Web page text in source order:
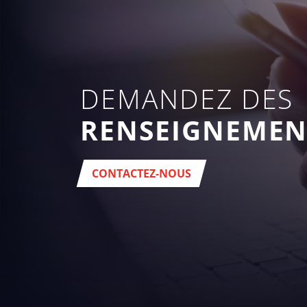
DEMANDEZ DES
CONTACTEZ-NOUS